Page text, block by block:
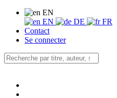
EN
EN
DE
FR
Contact
Se connecter